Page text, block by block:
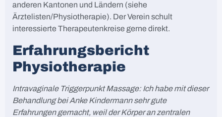
anderen Kantonen und Ländern (siehe
Ärztelisten/Physiotherapie). Der Verein schult
interessierte Therapeutenkreise gerne direkt.
Erfahrungsbericht
Physiotherapie
Intravaginale Triggerpunkt Massage: Ich habe mit dieser
Behandlung bei Anke Kindermann sehr gute
Erfahrungen gemacht, weil der Körper an zentralen